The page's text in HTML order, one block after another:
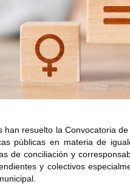
han resuelto la Convocatoria
públicas en materia de
de conciliación y
y colectivos